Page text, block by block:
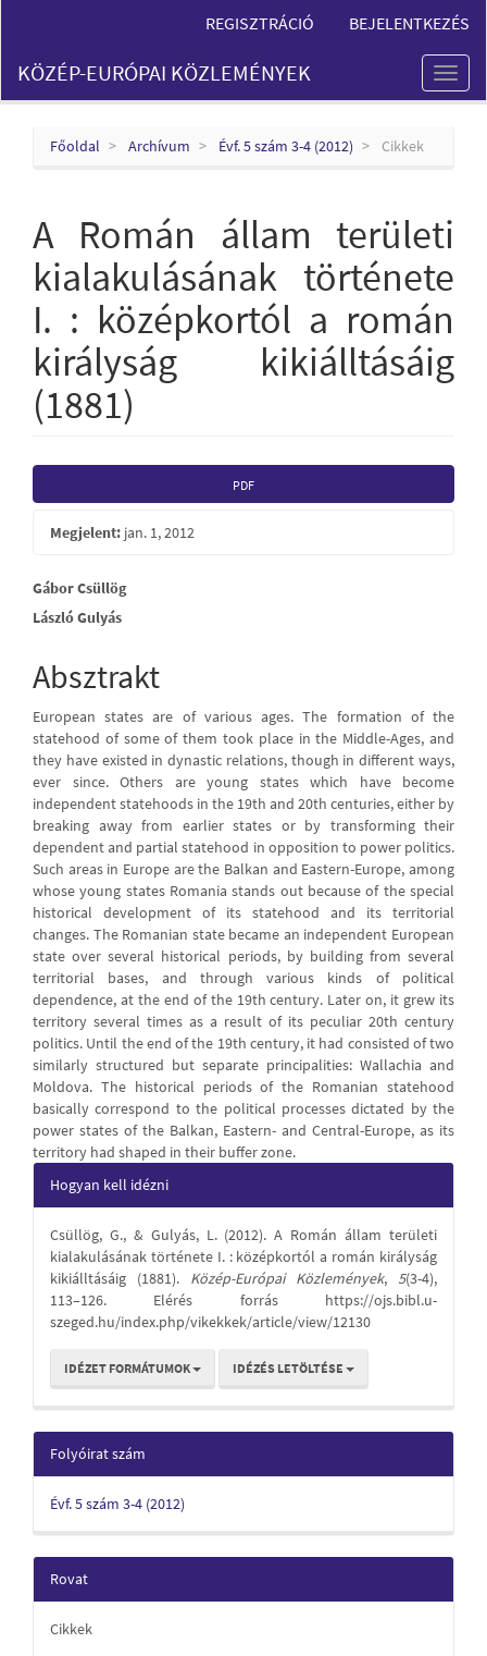
Content
Sidebar
REGISZTRÁCIÓ BEJELENTKEZÉS
Toggle
KÖZÉP-EURÓPAI KÖZLEMÉNYEK
Főoldal Archívum Évf. 5 szám 3-4 (2012) Cikkek
A Román állam területi
kialakulásának története
I. : középkortól a román
királyság kikiálltásáig
(1881)
Article
Sidebar
PDF
Megjelent: jan. 1, 2012
Main
Article
Content
Gábor Csüllög
László Gulyás
Absztrakt
European states are of various ages. The formation of the
statehood of some of them took place in the Middle-Ages, and
they have existed in dynastic relations, though in different ways,
ever since. Others are young states which have become
independent statehoods in the 19th and 20th centuries, either by
breaking away from earlier states or by transforming their
dependent and partial statehood in opposition to power politics.
Such areas in Europe are the Balkan and Eastern-Europe, among
whose young states Romania stands out because of the special
historical development of its statehood and its territorial
changes. The Romanian state became an independent European
state over several historical periods, by building from several
territorial bases, and through various kinds of political
dependence, at the end of the 19th century. Later on, it grew its
territory several times as a result of its peculiar 20th century
politics. Until the end of the 19th century, it had consisted of two
similarly structured but separate principalities: Wallachia and
Moldova. The historical periods of the Romanian statehood
basically correspond to the political processes dictated by the
power states of the Balkan, Eastern- and Central-Europe, as its
territory had shaped in their buffer zone.
Article
Details
Hogyan kell idézni
Csüllög, G., & Gulyás, L. (2012). A Román állam területi
kialakulásának története I. : középkortól a román királyság
kikiálltásáig (1881). Közép-Európai Közlemények, 5(3-4),
113–126. Elérés forrás https://ojs.bibl.u-
szeged.hu/index.php/vikekkek/article/view/12130
IDÉZET FORMÁTUMOK IDÉZÉS LETÖLTÉSE
Folyóirat szám
Évf. 5 szám 3-4 (2012)
Rovat
Cikkek